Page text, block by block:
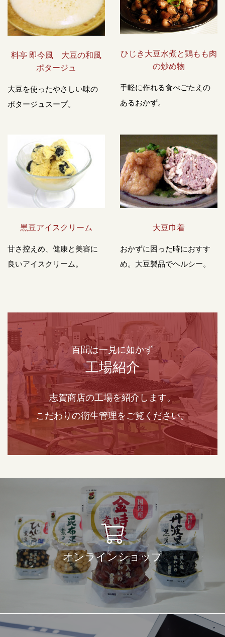
料亭 即今風 大豆の和風
ポタージュ
大豆を使ったやさしい味の
ポタージュスープ。
ひじき大豆水煮と鶏もも肉
の炒め物
手軽に作れる食べごたえの
あるおかず。
黒豆アイスクリーム
甘さ控えめ、健康と美容に
良いアイスクリーム。
大豆巾着
おかずに困った時におすす
め。大豆製品でヘルシー。
百聞は一見に如かず
工場紹介
志賀商店の工場を紹介します。
こだわりの衛生管理をご覧ください。
オンラインショップ